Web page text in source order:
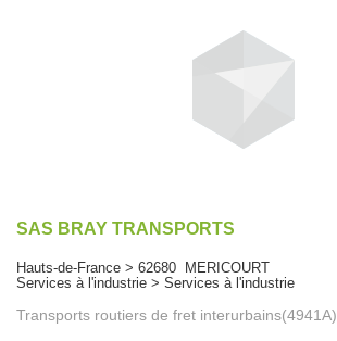
SAS BRAY TRANSPORTS
Hauts-de-France > 62680 MERICOURT
Services à l'industrie > Services à l'industrie
Transports routiers de fret interurbains(4941A)